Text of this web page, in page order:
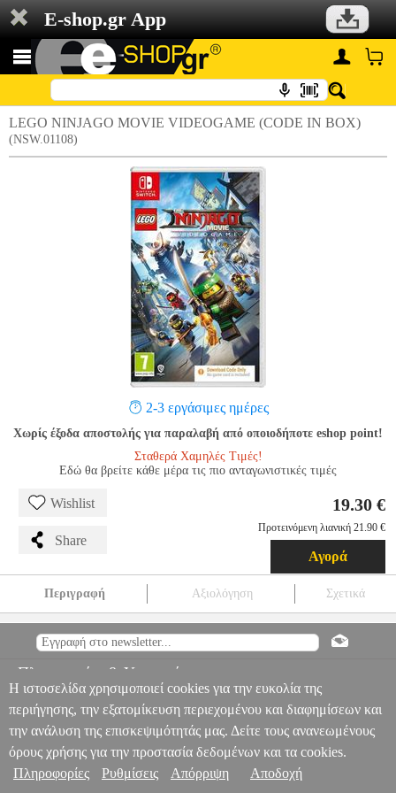
E-shop.gr App
LEGO NINJAGO MOVIE VIDEOGAME (CODE IN BOX)
(NSW.01108)
2-3 εργάσιμες ημέρες
Χωρίς έξοδα αποστολής για παραλαβή από οποιοδήποτε eshop point!
Σταθερά Χαμηλές Τιμές!
Εδώ θα βρείτε κάθε μέρα τις πιο ανταγωνιστικές τιμές
Wishlist
Share
19.30 €
Προτεινόμενη λιανική 21.90 €
Αγορά
Περιγραφή Αξιολόγηση Σχετικά
NSW.01108 NSW.01108 - -
LEGO NINJAGO MOVIE
Πληροφορίες & Υπηρεσίες >
Η ιστοσελίδα χρησιμοποιεί cookies για την ευκολία της
περιήγησης, την εξατομίκευση περιεχομένου και διαφημίσεων και
την ανάλυση της επισκεψιμότητάς μας. Δείτε τους ανανεωμένους
όρους χρήσης για την προστασία δεδομένων και τα cookies.
Πληροφορίες
Ρυθμίσεις Απόρριψη Αποδοχή